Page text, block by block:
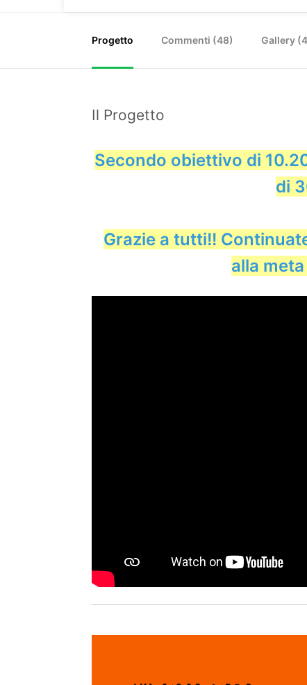
Progetto Commenti (48) Gallery
Il Progetto
Secondo obiettivo di
di
Grazie a tutti!!
alla meta